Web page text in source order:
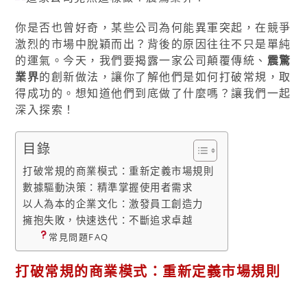
你是否也曾好奇，某些公司為何能異軍突起，在競爭
激烈的市場中脫穎而出？背後的原因往往不只是單純
的運氣。今天，我們要揭露一家公司顛覆傳統、 震驚
業界的創新做法，讓你了解他們是如何打破常規，取
得成功的。想知道他們到底做了什麼嗎？讓我們一起
深入探索！
目錄
打破常規的商業模式：重新定義市場規則
數據驅動決策：精準掌握使用者需求
以人為本的企業文化：激發員工創造力
擁抱失敗，快速迭代：不斷追求卓越
常見問題FAQ
打破常規的商業模式：重新定義市場規則